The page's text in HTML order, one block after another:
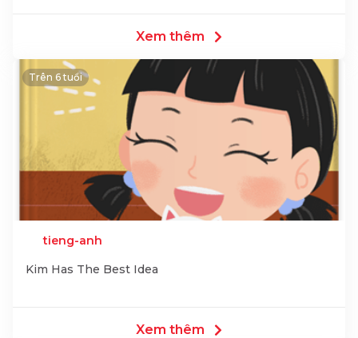
Xem thêm
Trên 6 tuổi
tieng-anh
Kim Has The Best Idea
Xem thêm